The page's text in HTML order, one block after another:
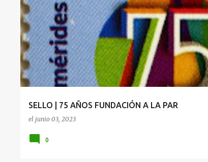
SELLO | 75 AÑOS FUNDACIÓN A LA PAR
el junio 03, 2023
AÑOS PAR
0